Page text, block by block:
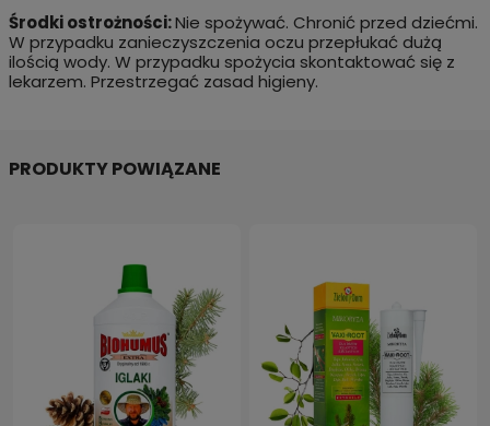
Środki ostrożności:Nie spożywać. Chronić przed dziećmi.
W przypadku zanieczyszczenia oczu przepłukać dużą
ilością wody. W przypadku spożycia skontaktować się z
lekarzem. Przestrzegać zasad higieny.
PRODUKTY POWIĄZANE